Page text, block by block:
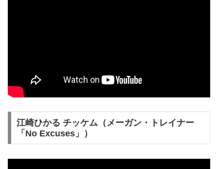
江崎ひかる チッケム（メーガン・トレイナー
「No Excuses」）